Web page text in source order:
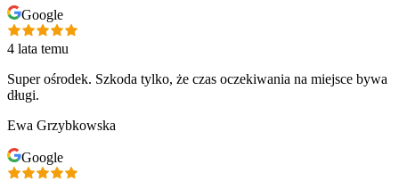
Google
4 lata temu
Super ośrodek. Szkoda tylko, że czas oczekiwania na miejsce bywa
długi.
Ewa Grzybkowska
Google